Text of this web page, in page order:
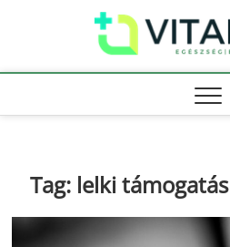
Tag: lelki támogatás